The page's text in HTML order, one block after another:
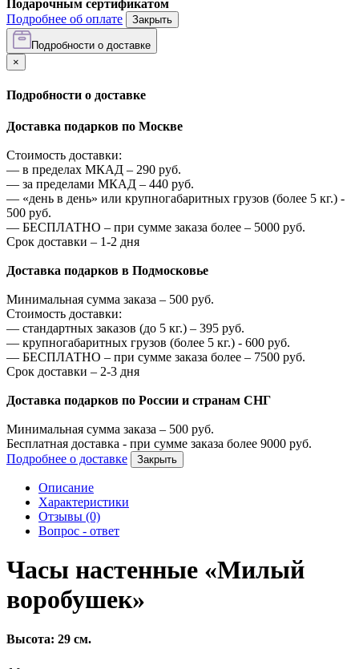
Подарочным сертификатом
Подробнее об оплате
Закрыть
Подробности о доставке
×
Подробности о доставке
Доставка подарков по Москве
Стоимость доставки:
— в пределах МКАД – 290 руб.
— за пределами МКАД – 440 руб.
— «день в день» или крупногабаритных грузов (более 5 кг.) -
500 руб.
— БЕСПЛАТНО – при сумме заказа более – 5000 руб.
Срок доставки – 1-2 дня
Доставка подарков в Подмосковье
Минимальная сумма заказа – 500 руб.
Стоимость доставки:
— стандартных заказов (до 5 кг.) – 395 руб.
— крупногабаритных грузов (более 5 кг.) - 600 руб.
— БЕСПЛАТНО – при сумме заказа более – 7500 руб.
Срок доставки – 2-3 дня
Доставка подарков по России и странам СНГ
Минимальная сумма заказа – 500 руб.
Бесплатная доставка - при сумме заказа более 9000 руб.
Подробнее о доставке
Закрыть
Описание
Характеристики
Отзывы (0)
Вопрос - ответ
Часы настенные «Милый
воробушек»
Высота: 29 см.